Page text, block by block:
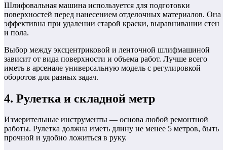
Шлифовальная машина используется для подготовки
поверхностей перед нанесением отделочных материалов. Она
эффективна при удалении старой краски, выравнивании стен
и пола.
Выбор между эксцентриковой и ленточной шлифмашиной
зависит от вида поверхности и объема работ. Лучше всего
иметь в арсенале универсальную модель с регулировкой
оборотов для разных задач.
4. Рулетка и складной метр
Измерительные инструменты — основа любой ремонтной
работы. Рулетка должна иметь длину не менее 5 метров, быть
прочной и удобно ложиться в руку.